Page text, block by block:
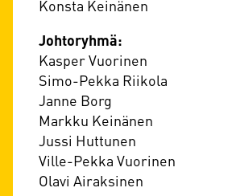
Konsta Keinänen
Johtoryhmä:
Kasper Vuorinen
Simo-Pekka Riikola
Janne Borg
Markku Keinänen
Jussi Huttunen
Ville-Pekka Vuorinen
Olavi Airaksinen